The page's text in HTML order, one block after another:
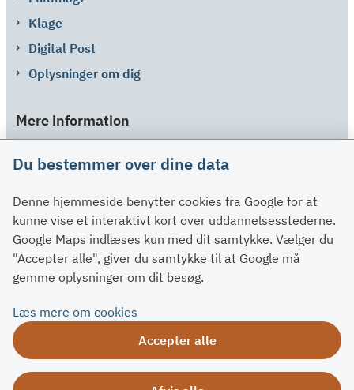
Klage
Digital Post
Oplysninger om dig
Mere information
Spørgsmål og svar
Kontakt
Paragraffer
Om su.dk
Du bestemmer over dine data
Denne hjemmeside benytter cookies fra Google for at
kunne vise et interaktivt kort over uddannelsesstederne.
Google Maps indlæses kun med dit samtykke. Vælger du
"Accepter alle", giver du samtykke til at Google må
gemme oplysninger om dit besøg.
Læs mere om cookies
Accepter alle